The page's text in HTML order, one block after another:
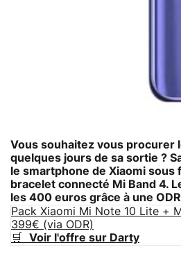
Vous souhaitez vous procurer
quelques jours de sa sortie ?
le smartphone de Xiaomi sous
bracelet connecté Mi Band 4.
les 400 euros grâce à une
Pack Xiaomi Mi Note 10 Lite +
399€ (via ODR)
🛒 Voir l'offre sur Darty